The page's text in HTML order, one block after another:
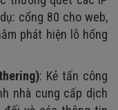
cổng 80 cho web,
phát hiện lỗ hổng
: Kẻ tấn công
nhà cung cấp dịch